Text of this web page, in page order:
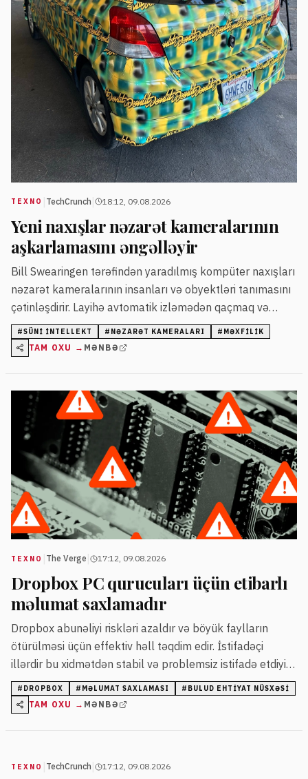
TEXNO TechCrunch 18:12, 09.08.2026
Yeni naxışlar nəzarət kameralarının
aşkarlamasını əngəlləyir
Bill Swearingen tərəfindən yaradılmış kompüter naxışları
nəzarət kameralarının insanları və obyektləri tanımasını
çətinləşdirir. Layihə avtomatik izləmədən qaçmaq və
məxfiliyi qorumaq məqsədi daşıyır.
#SÜNI INTELLEKT # NƏZARƏT KAMERALARI # MƏXFILIK
TAM OXU → MƏNBƏ
TEXNO The Verge 17:12, 09.08.2026
Dropbox PC qurucuları üçün etibarlı
məlumat saxlamadır
Dropbox abunəliyi riskləri azaldır və böyük faylların
ötürülməsi üçün effektiv həll təqdim edir. İstifadəçi
illərdir bu xidmətdən stabil və problemsiz istifadə etdiyini
vurğulayır.
# DROPBOX # MƏLUMAT SAXLAMASI # BULUD EHTIYAT NÜSXƏSI
TAM OXU → MƏNBƏ
TEXNO TechCrunch 17:12, 09.08.2026